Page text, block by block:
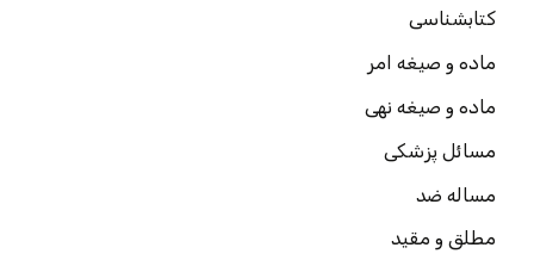
کتابشناسی
ماده و صیغه امر
ماده و صیغه نهی
مسائل پزشکی
مساله ضد
مطلق و مقید